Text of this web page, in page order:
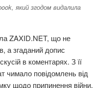
який згодом видалила
ZAXID.NET, що не
а згаданий допис
в коментарях. З її
чимало повідомлень від
щодо припинення війни.